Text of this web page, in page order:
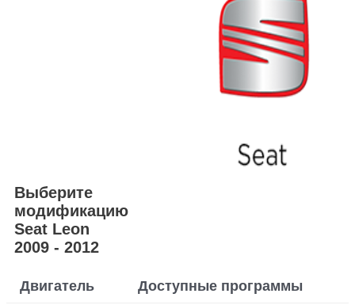
Выберите
модификацию
Seat Leon
2009 - 2012
Двигатель Доступные программы